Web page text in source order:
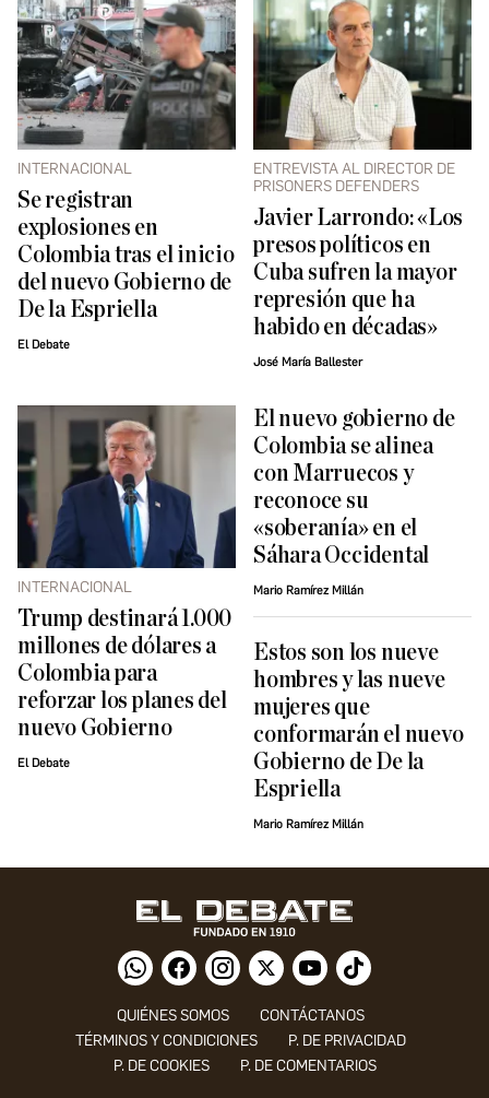
INTERNACIONAL
Se registran
explosiones en
Colombia tras el inicio
del nuevo Gobierno de
De la Espriella
El Debate
ENTREVISTA AL DIRECTOR DE
PRISONERS DEFENDERS
Javier Larrondo: «Los
presos políticos en
Cuba sufren la mayor
represión que ha
habido en décadas»
José María Ballester
INTERNACIONAL
Trump destinará 1.000
millones de dólares a
Colombia para
reforzar los planes del
nuevo Gobierno
El Debate
El nuevo gobierno de
Colombia se alinea
con Marruecos y
reconoce su
«soberanía» en el
Sáhara Occidental
Mario Ramírez Millán
Estos son los nueve
hombres y las nueve
mujeres que
conformarán el nuevo
Gobierno de De la
Espriella
Mario Ramírez Millán
QUIÉNES SOMOS
CONTÁCTANOS
TÉRMINOS Y CONDICIONES
P. DE PRIVACIDAD
P. DE COOKIES
P. DE COMENTARIOS